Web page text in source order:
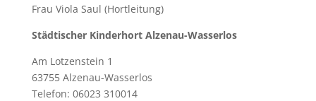
Frau Viola Saul (Hortleitung)
Städtischer Kinderhort Alzenau-Wasserlos
Am Lotzenstein 1
63755 Alzenau-Wasserlos
Telefon: 06023 310014